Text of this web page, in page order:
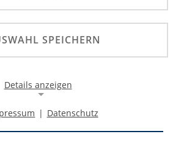
der Eisspeedway-
ging am Wochenende in
deutschen Fahrer des DMSB:
Finaltagen in den
Vizeweltmeister.
SPEICHERN
Details anzeigen
| Datenschutz